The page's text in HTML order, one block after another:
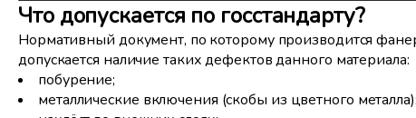
Что допускается по госстандарту?
Нормативный документ, по которому производится
допускается наличие таких дефектов данного материала:
побурение;
металлические включения (скобы из цветного металла);